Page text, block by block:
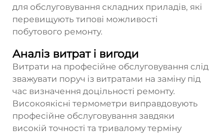
для обслуговування складних приладів, які
перевищують типові можливості
побутового ремонту.
Аналіз витрат і вигоди
Витрати на професійне обслуговування слід
зважувати поруч із витратами на заміну під
час визначення доцільності ремонту.
Високоякісні термометри виправдовують
професійне обслуговування завдяки
високій точності та тривалому терміну